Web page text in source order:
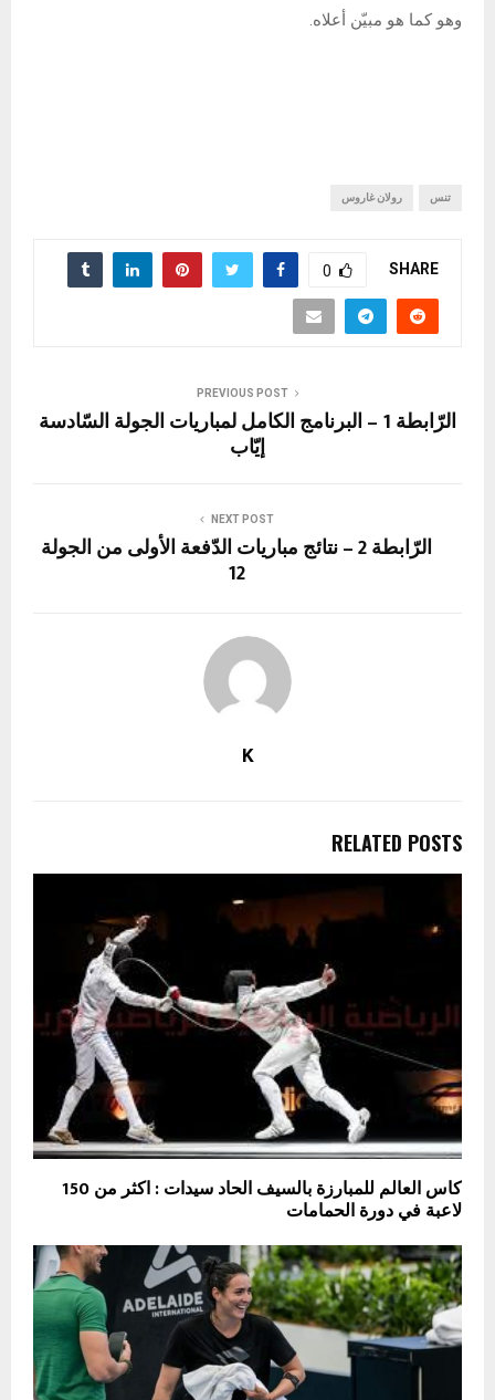
وهو كما هو مبيّن أعلاه.
تنس رولان غاروس
SHARE
0
PREVIOUS POST
الرّابطة 1 – البرنامج الكامل لمباريات الجولة السّادسة
إيّاب
NEXT POST
الرّابطة 2 – نتائج مباريات الدّفعة الأولى من الجولة
12
K
RELATED POSTS
كاس العالم للمبارزة بالسيف الحاد سيدات : اكثر من 150
لاعبة في دورة الحمامات